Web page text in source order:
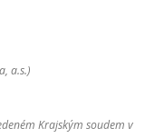
a.s.)
Krajským soudem v